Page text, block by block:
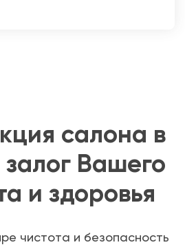
салона в
Вашего
и здоровья
чистота и безопасность